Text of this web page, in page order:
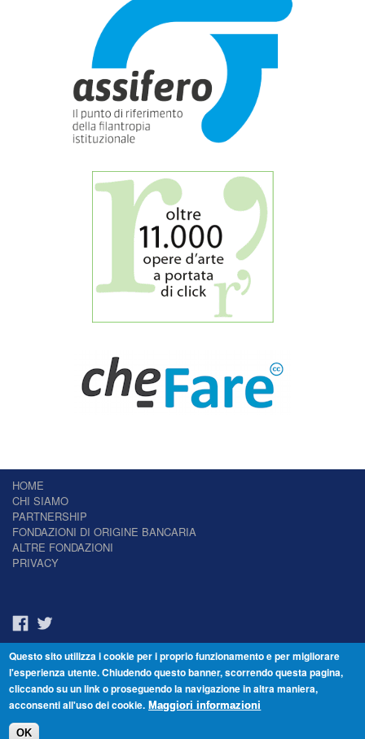
HOME
CHI SIAMO
PARTNERSHIP
FONDAZIONI DI ORIGINE BANCARIA
ALTRE FONDAZIONI
PRIVACY
Il Giornale delle Fondazioni - Periodico telematico
Reg. Tribunale n.7 del 22/07/2014 – ISSN 2421-2466
© Fondazione Venezia 2000 - Dorsoduro 3488/U - 30123 Venezia - Italia -
Questo sito utilizza i cookie per i proprio funzionamento e per migliorare
l'esperienza utente. Chiudendo questo banner, scorrendo questa pagina,
cliccando su un link o proseguendo la navigazione in altra maniera,
acconsenti all'uso dei cookie. Maggiori informazioni
OK